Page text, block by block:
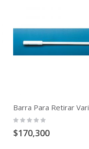
Rating:
$170,300